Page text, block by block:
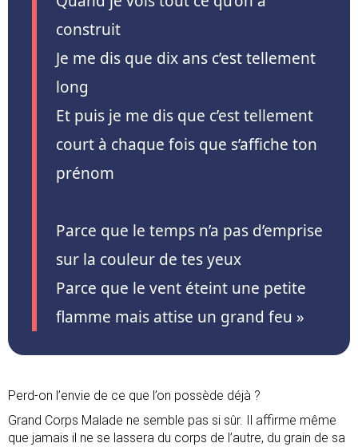
construit
Je me dis que dix ans c’est tellement
long
Et puis je me dis que c’est tellement
court à chaque fois que s’affiche ton
prénom
Parce que le temps n’a pas d’emprise
sur la couleur de tes yeux
Parce que le vent éteint une petite
flamme mais attise un grand feu »
Perd-on l’envie de ce que l’on possède déjà ?
Grand Corps Malade ne semble pas si sûr. Il affirme même
que jamais il ne se lassera du corps de l’autre, du grain de sa